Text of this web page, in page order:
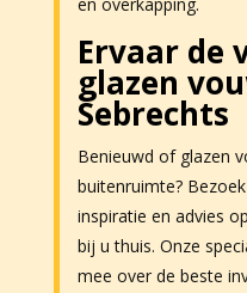
en overkapping.
Ervaar de
glazen
Sebrechts
Benieuwd of glazen
buitenruimte?
inspiratie en advies
bij u thuis. Onze
mee over de beste